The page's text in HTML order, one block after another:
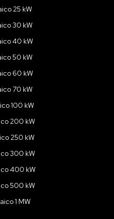
25 kW
30 kW
40 kW
50 kW
60 kW
70 kW
100 kW
200 kW
250 kW
300 kW
400 kW
500 kW
1 MW